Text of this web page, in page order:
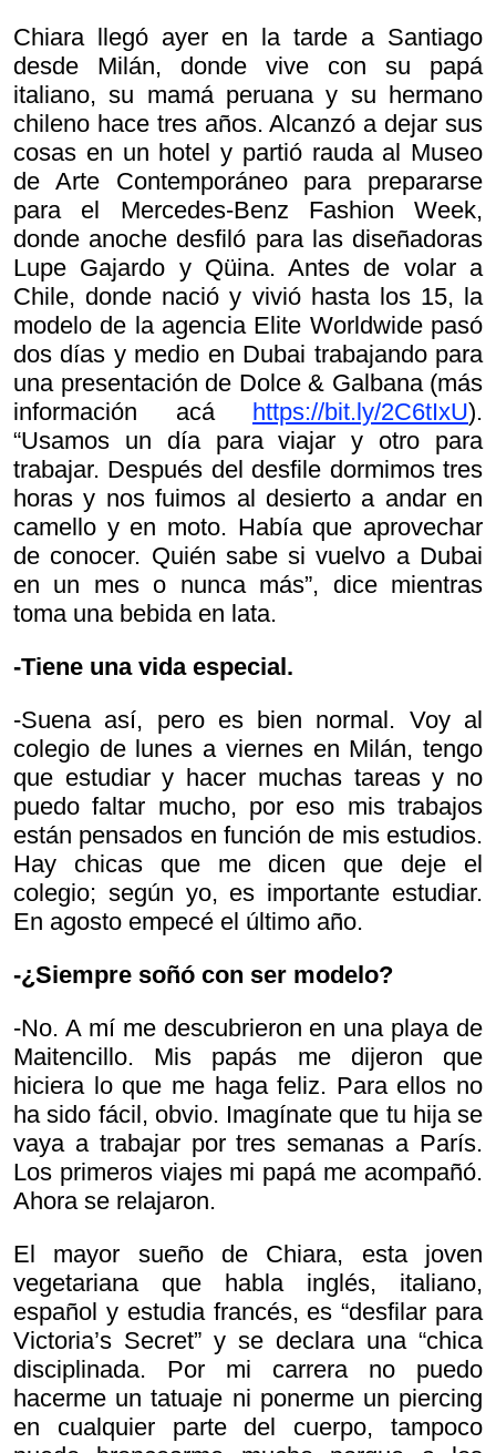
Chiara llegó ayer en la tarde a Santiago
desde Milán, donde vive con su papá
italiano, su mamá peruana y su hermano
chileno hace tres años. Alcanzó a dejar sus
cosas en un hotel y partió rauda al Museo
de Arte Contemporáneo para prepararse
para el Mercedes-Benz Fashion Week,
donde anoche desfiló para las diseñadoras
Lupe Gajardo y Qüina. Antes de volar a
Chile, donde nació y vivió hasta los 15, la
modelo de la agencia Elite Worldwide pasó
dos días y medio en Dubai trabajando para
una presentación de Dolce & Galbana (más
información acá https://bit.ly/2C6tIxU).
“Usamos un día para viajar y otro para
trabajar. Después del desfile dormimos tres
horas y nos fuimos al desierto a andar en
camello y en moto. Había que aprovechar
de conocer. Quién sabe si vuelvo a Dubai
en un mes o nunca más”, dice mientras
toma una bebida en lata.
-Tiene una vida especial.
-Suena así, pero es bien normal. Voy al
colegio de lunes a viernes en Milán, tengo
que estudiar y hacer muchas tareas y no
puedo faltar mucho, por eso mis trabajos
están pensados en función de mis estudios.
Hay chicas que me dicen que deje el
colegio; según yo, es importante estudiar.
En agosto empecé el último año.
-¿Siempre soñó con ser modelo?
-No. A mí me descubrieron en una playa de
Maitencillo. Mis papás me dijeron que
hiciera lo que me haga feliz. Para ellos no
ha sido fácil, obvio. Imagínate que tu hija se
vaya a trabajar por tres semanas a París.
Los primeros viajes mi papá me acompañó.
Ahora se relajaron.
El mayor sueño de Chiara, esta joven
vegetariana que habla inglés, italiano,
español y estudia francés, es “desfilar para
Victoria’s Secret” y se declara una “chica
disciplinada. Por mi carrera no puedo
hacerme un tatuaje ni ponerme un piercing
en cualquier parte del cuerpo, tampoco